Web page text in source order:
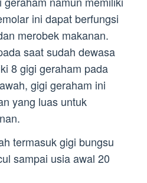
ini dapat berfungsi
merobek makanan.
saat sudah dewasa
8 gigi geraham pada
gigi geraham ini
yang luas untuk
termasuk gigi bungsu
sampai usia awal 20